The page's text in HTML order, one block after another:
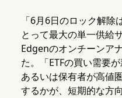
「6月6日のロック解除
とって最大の単一供給
Edgenのオンチーンア
た。「ETFの買い需要
あるいは保有者が高値
するかが、短期的な方